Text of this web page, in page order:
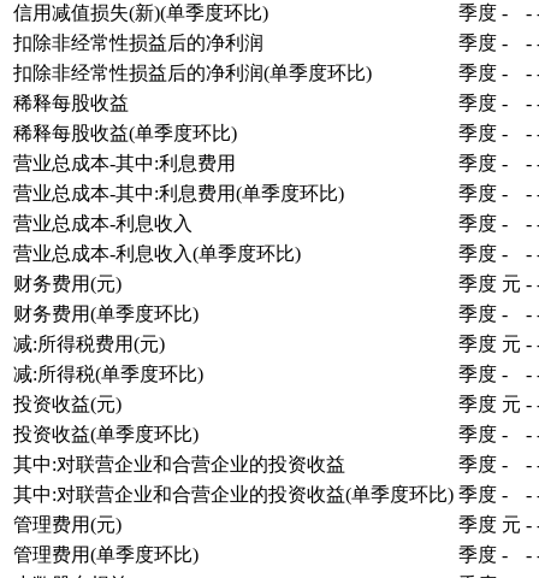
信用减值损失(新)(单季度环比)
季度 - -
扣除非经常性损益后的净利润
季度 - -
扣除非经常性损益后的净利润(单季度环比)
季度 - -
稀释每股收益
季度 - -
稀释每股收益(单季度环比)
季度 - -
营业总成本-其中:利息费用
季度 - -
营业总成本-其中:利息费用(单季度环比)
季度 - -
营业总成本-利息收入
季度 - -
营业总成本-利息收入(单季度环比)
季度 - -
财务费用(元)
季度 元 -
财务费用(单季度环比)
季度 - -
减:所得税费用(元)
季度 元 -
减:所得税(单季度环比)
季度 - -
投资收益(元)
季度 元 -
投资收益(单季度环比)
季度 - -
其中:对联营企业和合营企业的投资收益
季度 - -
其中:对联营企业和合营企业的投资收益(单季度环比) 季度 - -
管理费用(元)
季度 元 -
管理费用(单季度环比)
季度 - -